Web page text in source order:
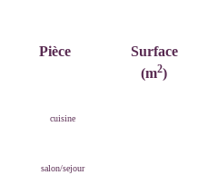
Pièce
Surface
(m2)
cuisine
salon/sejour